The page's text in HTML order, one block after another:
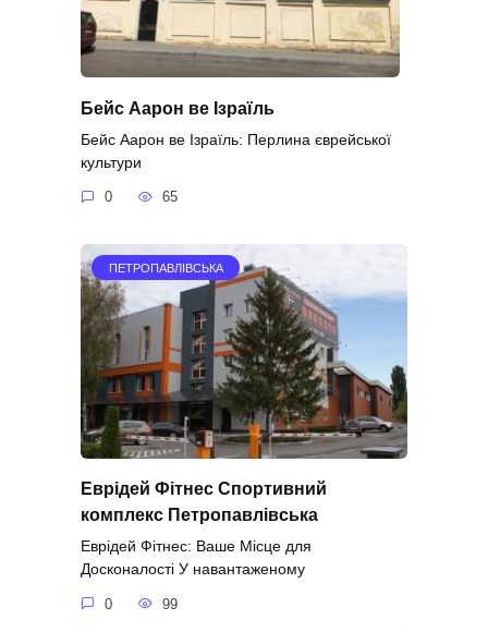
Бейс Аарон ве Ізраїль
Бейс Аарон ве Ізраїль: Перлина єврейської
культури
0 65
ПЕТРОПАВЛІВСЬКА
Еврідей Фітнес Спортивний
комплекс Петропавлівська
Еврідей Фітнес: Ваше Місце для
Досконалості У навантаженому
0 99